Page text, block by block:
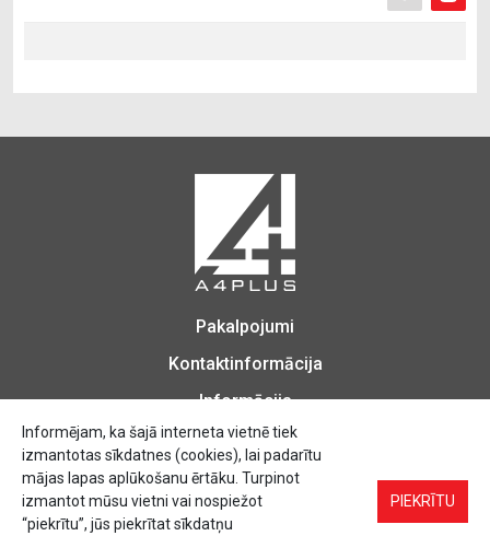
Biroja Preces, Zīmogu izgatavošana, Printēšana, Kopēšana, Iesiešana,
Vizītkartes, Skrejlapas, Uzlīmes.
Pakalpojumi
Kontaktinformācija
Informācija
Informējam, ka šajā interneta vietnē tiek
izmantotas sīkdatnes (cookies), lai padarītu
mājas lapas aplūkošanu ērtāku. Turpinot
izmantot mūsu vietni vai nospiežot
“piekrītu”, jūs piekrītat sīkdatņu
PIEKRĪTU